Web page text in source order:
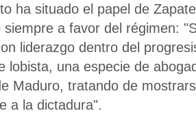
ha situado el papel de
siempre a favor del régimen:
liderazgo dentro del
lobista, una especie de
Maduro, tratando de
a la dictadura".